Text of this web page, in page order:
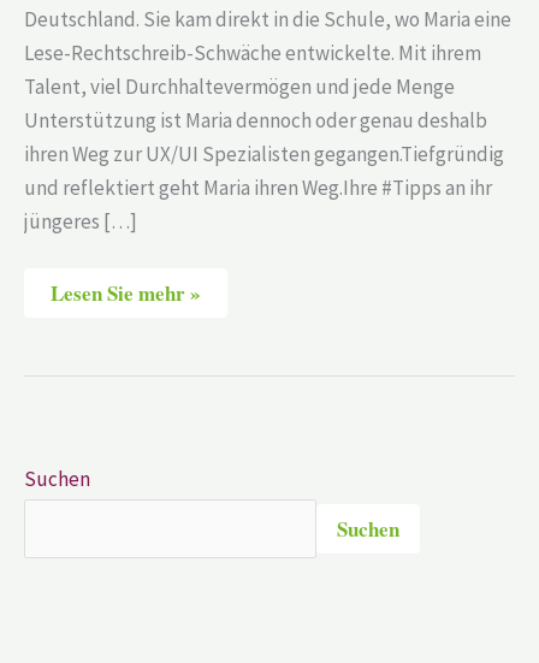
Deutschland. Sie kam direkt in die Schule, wo Maria eine
Lese-Rechtschreib-Schwäche entwickelte. Mit ihrem
Talent, viel Durchhaltevermögen und jede Menge
Unterstützung ist Maria dennoch oder genau deshalb
ihren Weg zur UX/UI Spezialisten gegangen.Tiefgründig
und reflektiert geht Maria ihren Weg.Ihre #Tipps an ihr
jüngeres […]
Lesen Sie mehr »
Suchen
Suchen